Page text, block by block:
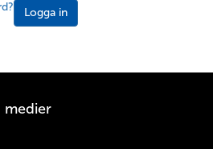
Logga in
medier